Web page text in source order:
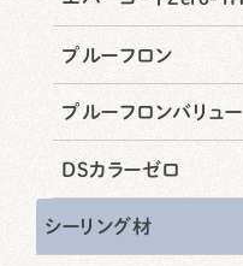
プルーフロン
プルーフロンバリュー
DSカラーゼロ
シーリング材